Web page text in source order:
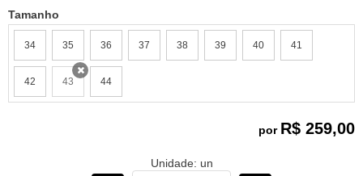
Tamanho
34 35 36 37 38 39 40 41
42 43x 44
por R$ 259,00
Unidade: un